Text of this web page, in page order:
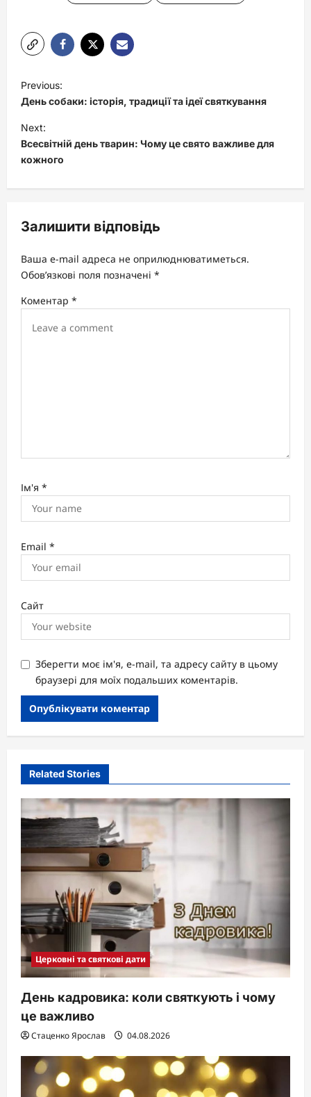
o
s
t
n
a
i
a
i
Previous:
День собаки: історія, традиції та ідеї святкування
Next:
Всесвітній день тварин: Чому це свято важливе для
кожного
Залишити відповідь
Ваша e-mail адреса не оприлюднюватиметься.
Обов’язкові поля позначені *
Коментар *
Ім'я *
Email *
Сайт
Зберегти моє ім'я, e-mail, та адресу сайту в цьому
браузері для моїх подальших коментарів.
Related Stories
Церковні та святкові дати
День кадровика: коли святкують і чому
це важливо
Стаценко Ярослав 04.08.2026